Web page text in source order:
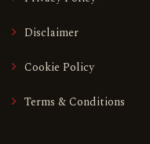
Disclaimer
Cookie Policy
Terms & Conditions